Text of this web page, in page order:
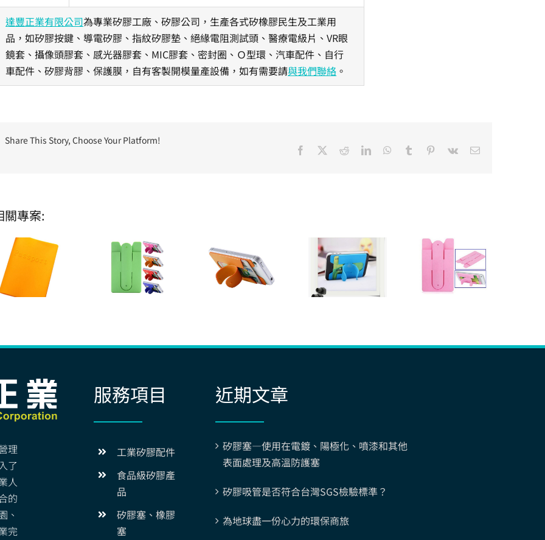
達豐正業有限公司為專業矽膠工廠、矽膠公司，生產各式矽橡膠民生及工業用
品，如矽膠按鍵、導電矽膠、指紋矽膠墊、絕緣電阻測試頭、醫療電級片、VR眼
鏡套、攝像頭膠套、感光器膠套、MIC膠套、密封圈、Ｏ型環、汽車配件、自行
車配件、矽膠背膠、保護膜，自有客製開模量產設備，如有需要請與我們聯絡 。
Share This Story, Choose Your Platform!
Facebook RedditLinkedInWhatsApp
Tumblr Pinterest
Vk Email:
關專案:
理
了
人
的
、
完
服務項目
工業矽膠配件
食品級矽膠產
品
矽膠塞、橡膠
塞
近期文章
矽膠塞—使用在電鍍、陽極化、噴漆和其他
表面處理及高溫防護塞
矽膠吸管是否符合台灣SGS檢驗標準？
為地球盡一份心力的環保商旅